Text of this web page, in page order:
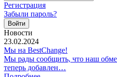
Регистрация
Забыли пароль?
Новости
23.02.2024
Мы на BestChange!
Мы рады сообщить, что наш
теперь добавлен…